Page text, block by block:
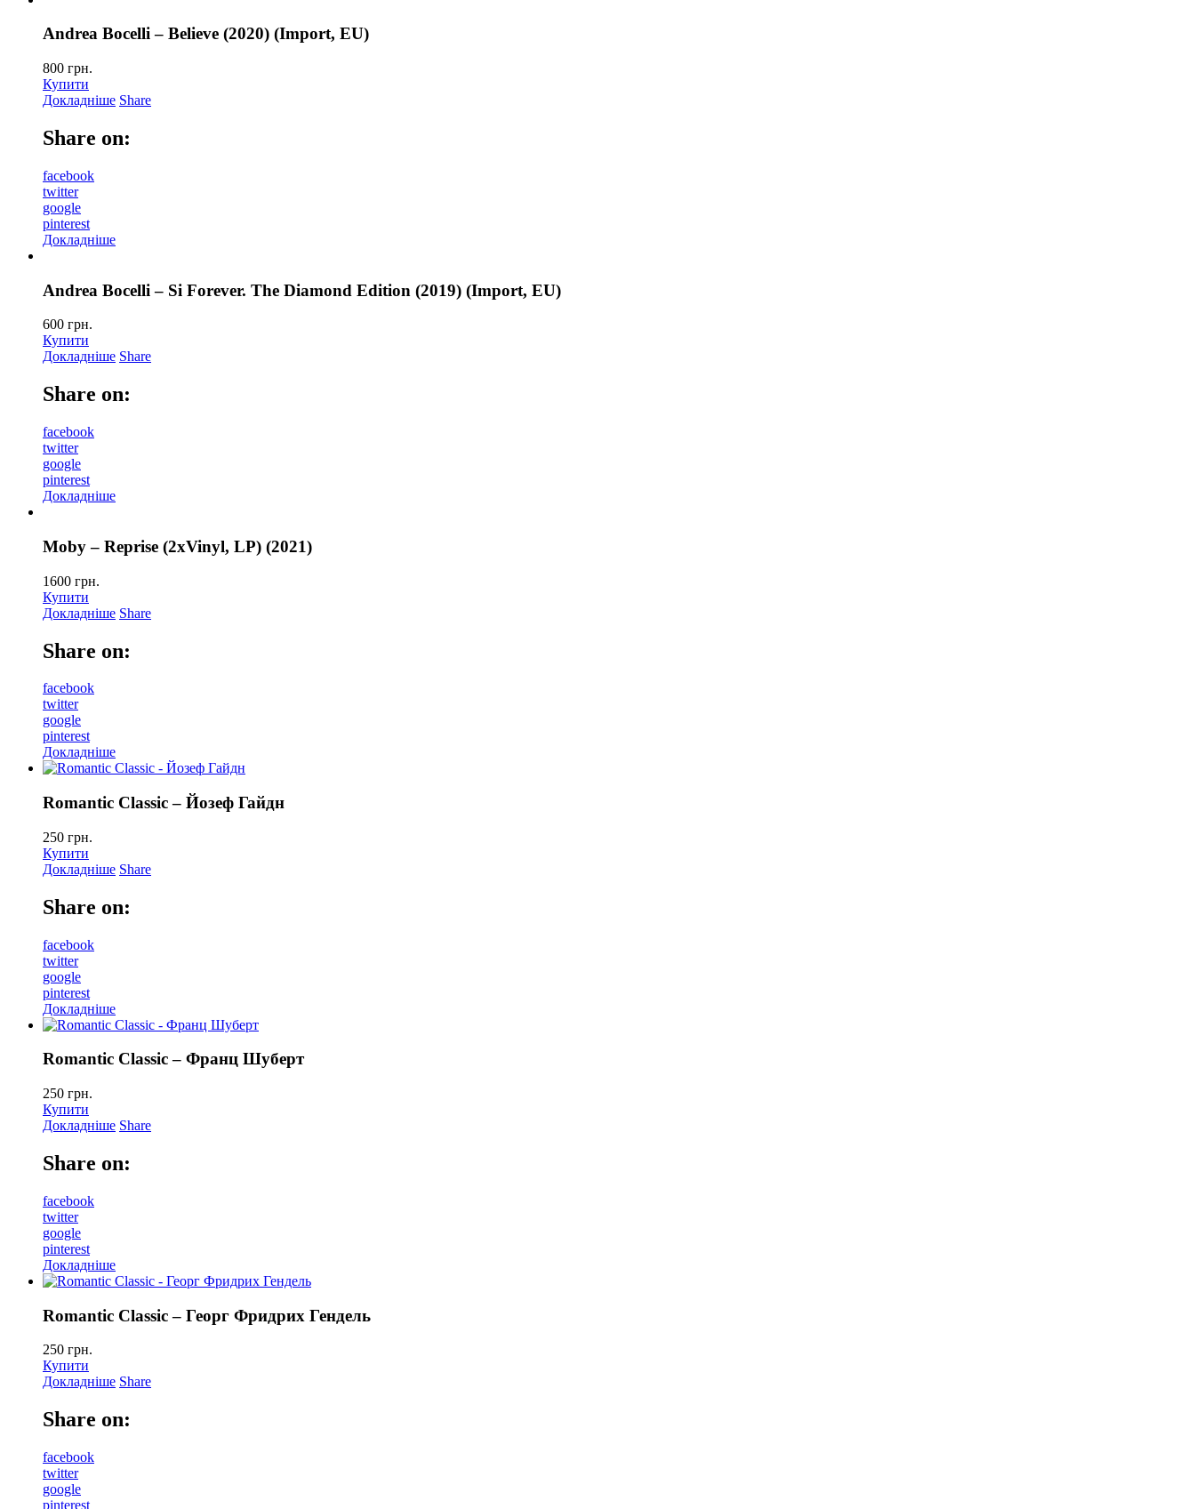
Andrea Bocelli – Believe (2020) (Import, EU)
800 грн.
Купити
Докладніше Share
Share on:
facebook
twitter
google
pinterest
Докладніше
Andrea Bocelli – Si Forever. The Diamond Edition (2019) (Import, EU)
600 грн.
Купити
Докладніше Share
Share on:
facebook
twitter
google
pinterest
Докладніше
Moby – Reprise (2xVinyl, LP) (2021)
1600 грн.
Купити
Докладніше Share
Share on:
facebook
twitter
google
pinterest
Докладніше
Romantic Classic – Йозеф Гайдн
250 грн.
Купити
Докладніше Share
Share on:
facebook
twitter
google
pinterest
Докладніше
Romantic Classic – Франц Шуберт
250 грн.
Купити
Докладніше Share
Share on:
facebook
twitter
google
pinterest
Докладніше
Romantic Classic – Георг Фридрих Гендель
250 грн.
Купити
Докладніше Share
Share on:
facebook
twitter
google
pinterest